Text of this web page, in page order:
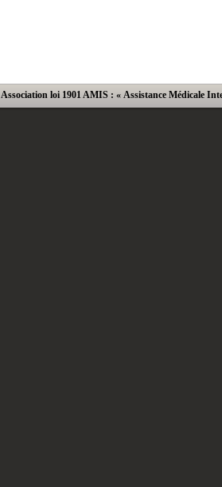
Association loi 1901 AMIS : « Assistance Médicale